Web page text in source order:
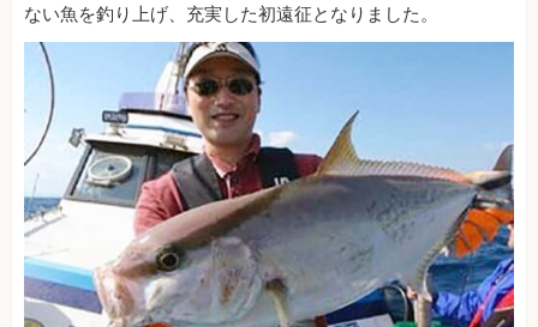
ない魚を釣り上げ、充実した初遠征となりました。